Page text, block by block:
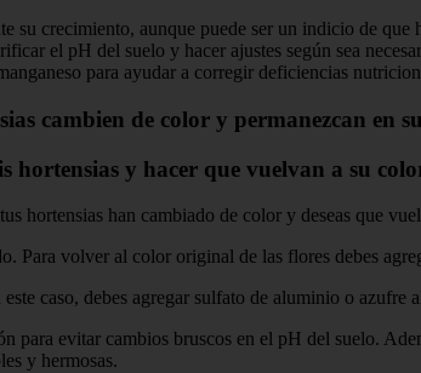
su crecimiento, aunque puede ser un indicio de
el pH del suelo y hacer ajustes según sea
para ayudar a corregir deficiencias
cambien de color y permanezcan en
hortensias y hacer que vuelvan a su
hortensias han cambiado de color y deseas que
Para volver al color original de las flores debes
caso, debes agregar sulfato de aluminio o azufre
para evitar cambios bruscos en el pH del suelo.
y hermosas.